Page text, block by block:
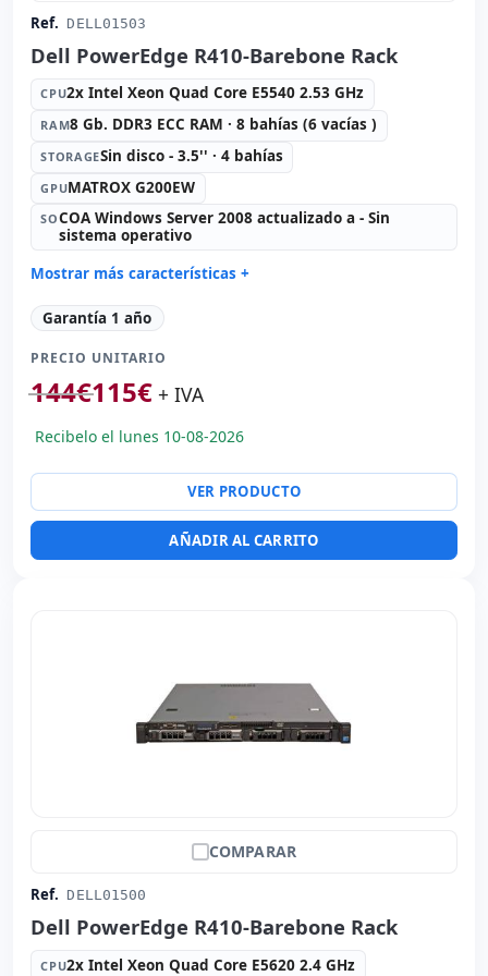
Ref. DELL01503
Dell PowerEdge R410-Barebone Rack
CPU2x Intel Xeon Quad Core E5540 2.53 GHz
RAM8 Gb. DDR3 ECC RAM · 8 bahías (6 vacías )
STORAGESin disco - 3.5'' · 4 bahías
GPUMATROX G200EW
SOCOA Windows Server 2008 actualizado a - Sin
sistema operativo
Mostrar más características +
Connectivity: 2x RJ-45
Formato: Rack (1U)
Unidad óptica: DVD
Red: broadcom BCM5716
Alimentación: 2x Fuentes de alimentación (Hotplug)
Otros: Embalaje hR
xx cm.
Peso: 15.00 Kg.
Garantía 1 año
PRECIO UNITARIO
144€115€ + IVA
Recibelo el lunes 10-08-2026
VER PRODUCTO
AÑADIR AL CARRITO
COMPARAR
Ref. DELL01500
Dell PowerEdge R410-Barebone Rack
CPU2x Intel Xeon Quad Core E5620 2.4 GHz